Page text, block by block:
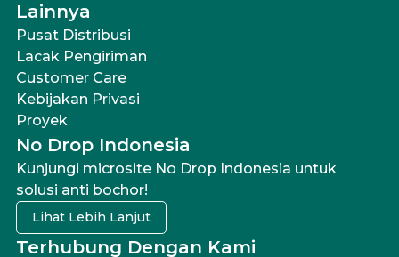
Lainnya
Pusat Distribusi
Lacak Pengiriman
Customer Care
Kebijakan Privasi
Proyek
No Drop Indonesia
Kunjungi microsite No Drop Indonesia untuk
solusi anti bochor!
Lihat Lebih Lanjut
Terhubung Dengan Kami